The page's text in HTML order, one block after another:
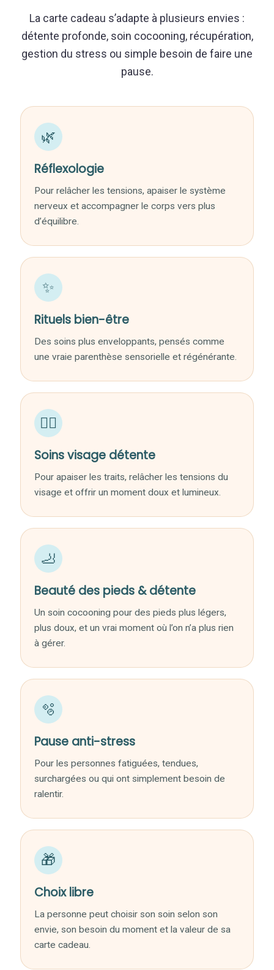
La carte cadeau s’adapte à plusieurs envies :
détente profonde, soin cocooning, récupération,
gestion du stress ou simple besoin de faire une
pause.
🌿
Réflexologie
Pour relâcher les tensions, apaiser le système
nerveux et accompagner le corps vers plus
d’équilibre.
✨
Rituels bien-être
Des soins plus enveloppants, pensés comme
une vraie parenthèse sensorielle et régénérante.
💆‍♀️
Soins visage détente
Pour apaiser les traits, relâcher les tensions du
visage et offrir un moment doux et lumineux.
🦶
Beauté des pieds & détente
Un soin cocooning pour des pieds plus légers,
plus doux, et un vrai moment où l’on n’a plus rien
à gérer.
🫧
Pause anti-stress
Pour les personnes fatiguées, tendues,
surchargées ou qui ont simplement besoin de
ralentir.
🎁
Choix libre
La personne peut choisir son soin selon son
envie, son besoin du moment et la valeur de sa
carte cadeau.